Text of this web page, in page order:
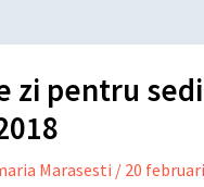
zi pentru
Marasesti / 20